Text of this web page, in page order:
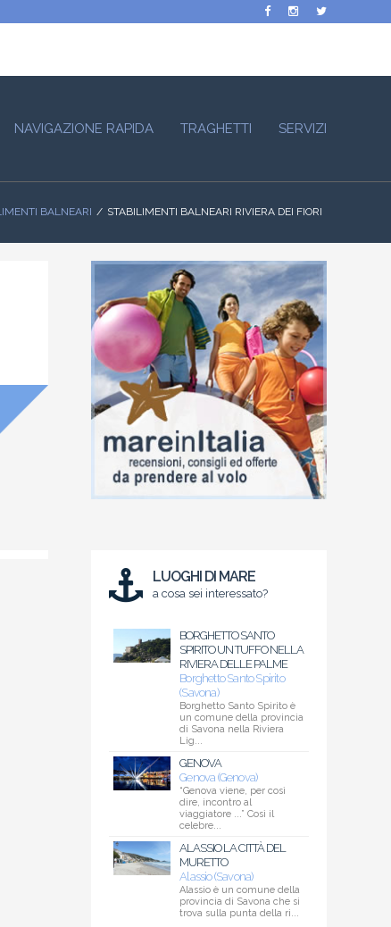
NAVIGAZIONE RAPIDA TRAGHETTI SERVIZI
BALNEARI STABILIMENTI BALNEARI RIVIERA DEI FIORI
LUOGHI DI MARE
a cosa sei interessato?
BORGHETTO SANTO
SPIRITO UN TUFFO NELLA
RIVIERA DELLE PALME
Borghetto Santo Spirito
(Savona)
Borghetto Santo Spirito è
un comune della provincia
di Savona nella Riviera
Lig...
GENOVA
Genova (Genova)
“Genova viene, per così
dire, incontro al
viaggiatore ...” Così il
celebre...
ALASSIO LA CITTÀ DEL
MURETTO
Alassio (Savona)
Alassio è un comune della
provincia di Savona che si
trova sulla punta della ri...